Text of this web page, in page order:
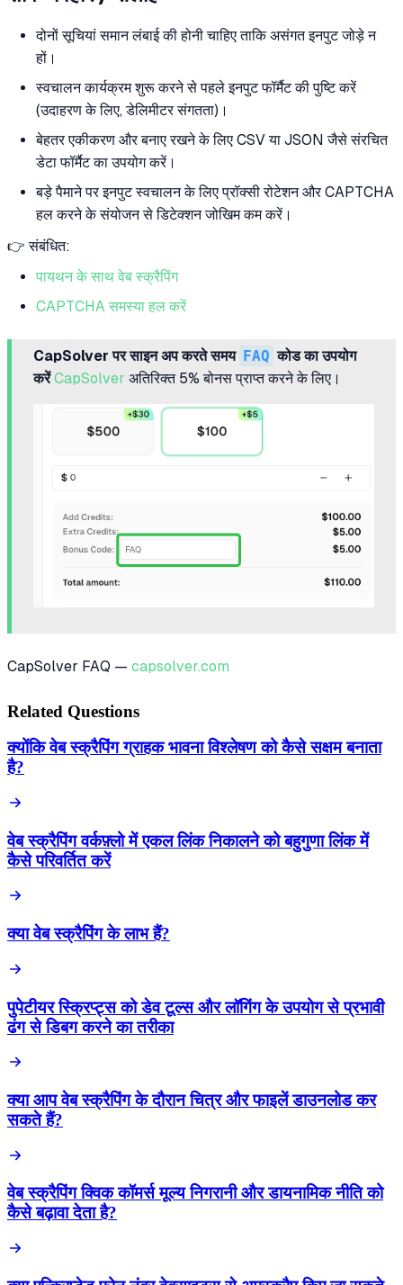
दोनों सूचियां समान लंबाई की होनी चाहिए ताकि असंगत इनपुट जोड़े न
हों।
स्वचालन कार्यक्रम शुरू करने से पहले इनपुट फॉर्मैट की पुष्टि करें
(उदाहरण के लिए, डेलिमीटर संगतता)।
बेहतर एकीकरण और बनाए रखने के लिए CSV या JSON जैसे संरचित
डेटा फॉर्मैट का उपयोग करें।
बड़े पैमाने पर इनपुट स्वचालन के लिए प्रॉक्सी रोटेशन और CAPTCHA
हल करने के संयोजन से डिटेक्शन जोखिम कम करें।
👉 संबंधित:
पायथन के साथ वेब स्क्रैपिंग
CAPTCHA समस्या हल करें
CapSolver पर साइन अप करते समय FAQ कोड का उपयोग
करें CapSolver अतिरिक्त 5% बोनस प्राप्त करने के लिए।
CapSolver FAQ — capsolver.com
Related Questions
क्योंकि वेब स्क्रैपिंग ग्राहक भावना विश्लेषण को कैसे सक्षम बनाता
है?
वेब स्क्रैपिंग वर्कफ़्लो में एकल लिंक निकालने को बहुगुणा लिंक में
कैसे परिवर्तित करें
क्या वेब स्क्रैपिंग के लाभ हैं?
पुपेटीयर स्क्रिप्ट्स को डेव टूल्स और लॉगिंग के उपयोग से प्रभावी
ढंग से डिबग करने का तरीका
क्या आप वेब स्क्रैपिंग के दौरान चित्र और फाइलें डाउनलोड कर
सकते हैं?
वेब स्क्रैपिंग क्विक कॉमर्स मूल्य निगरानी और डायनामिक नीति को
कैसे बढ़ावा देता है?